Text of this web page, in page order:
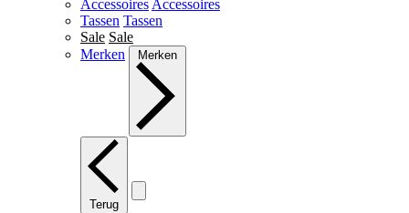
Accessoires Accessoires
Tassen Tassen
Sale Sale
Merken
Merken
Terug